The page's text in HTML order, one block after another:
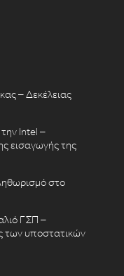
– Δεκέλειας
Intel –
εισαγωγής της
στο
ΓΣΠ –
των υποστατικών